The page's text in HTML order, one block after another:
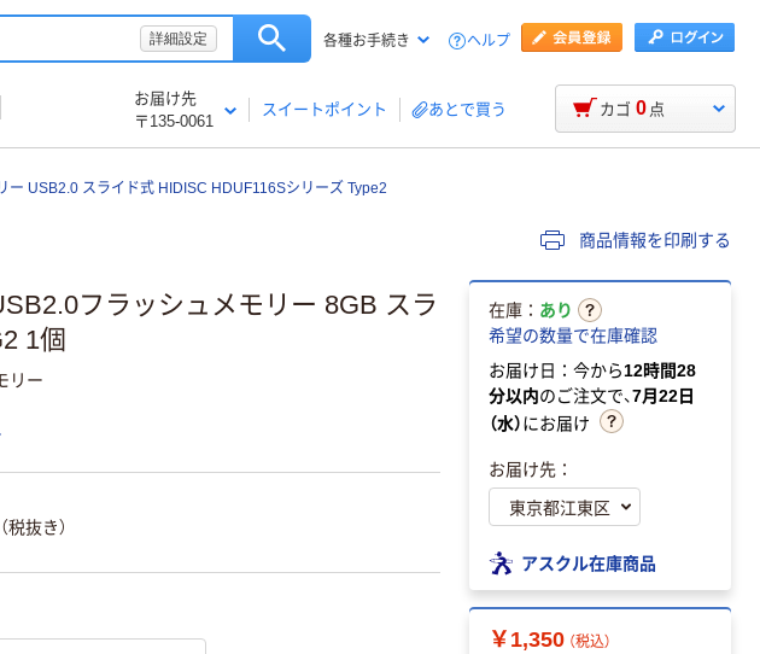
詳細設定 各種お手続き ヘルプ
お届け先
〒135-0061
スイートポイント あとで買う カゴ 0 点
ー USB2.0 スライド式 HIDISC HDUF116Sシリーズ Type2
商品情報を印刷する
フラッシュメモリー 8GB スラ
1個
リー
税抜き）
在庫： あり
希望の数量で在庫確認
お届け日：今から12時間28
分以内のご注文で、7月22日
（水）にお届け
お届け先：
アスクル在庫商品
￥1,350 （税込）